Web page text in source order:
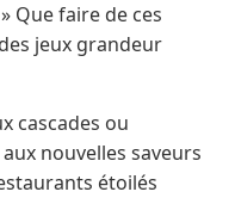
Que faire de ces
jeux grandeur
cascades ou
nouvelles saveurs
étoilés